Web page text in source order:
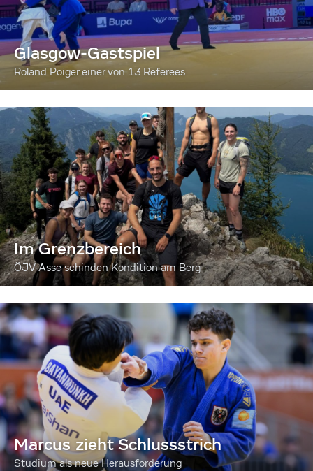
Glasgow-Gastspiel
Roland Poiger einer von 13 Referees
Im Grenzbereich
ÖJV-Asse schinden Kondition am Berg
Marcus zieht Schlussstrich
Studium als neue Herausforderung